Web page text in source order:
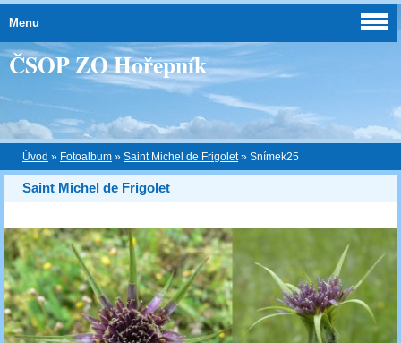
ČSOP ZO Hořepník
Úvod » Fotoalbum » Saint Michel de Frigolet» Snímek25
Saint Michel de Frigolet
Menu